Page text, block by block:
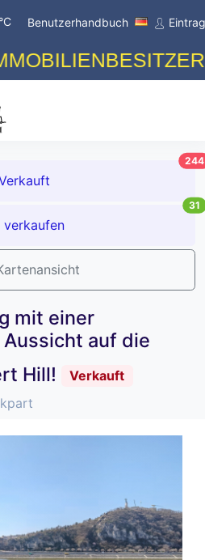
Benutzerhandbuch
244
verkaufen
31
mit einer
auf die
Hill!
Verkauft